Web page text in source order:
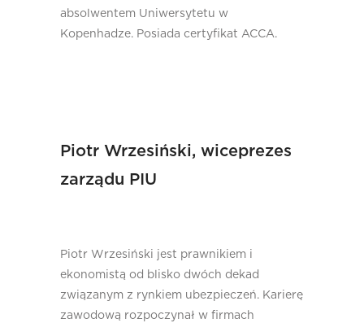
absolwentem Uniwersytetu w
Kopenhadze. Posiada certyfikat ACCA.
Piotr Wrzesiński, wiceprezes
zarządu PIU
Piotr Wrzesiński jest prawnikiem i
ekonomistą od blisko dwóch dekad
związanym z rynkiem ubezpieczeń. Karierę
zawodową rozpoczynał w firmach